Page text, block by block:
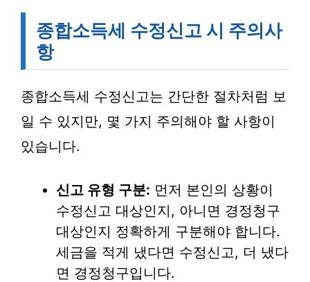
종합소득세 수정신고 시 주의사
항
종합소득세 수정신고는 간단한 절차처럼 보
일 수 있지만, 몇 가지 주의해야 할 사항이
있습니다.
신고 유형 구분: 먼저 본인의 상황이
수정신고 대상인지, 아니면 경정청구
대상인지 정확하게 구분해야 합니다.
세금을 적게 냈다면 수정신고, 더 냈다
면 경정청구입니다.